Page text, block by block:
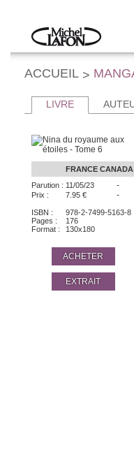
Accueil
ACCUEIL >
LIVRE
FRANCE CANADA
Parution : 11/05/23 -
Prix : 7.95 € -
ISBN :
978-2-7499-5163-8
Pages :
176
Format :
130x180
ACHETER
EXTRAIT